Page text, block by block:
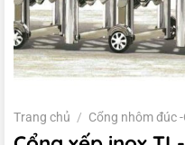
Trang chủ / Cổng nhôm đúc